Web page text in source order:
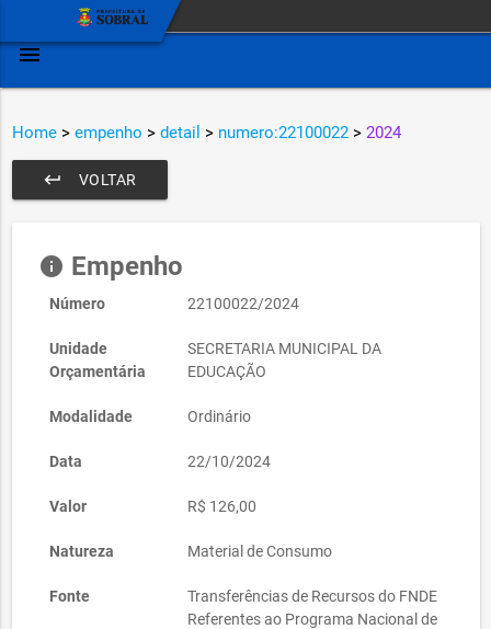
menu
Home > empenho > detail > numero:22100022 > 2024
VOLTAR
keyboard_return
info Empenho
Número 22100022/2024
Unidade
Orçamentária
SECRETARIA MUNICIPAL DA
EDUCAÇÃO
Modalidade Ordinário
Data 22/10/2024
Valor R$ 126,00
Natureza Material de Consumo
Fonte
Transferências de Recursos do FNDE
Referentes ao Programa Nacional de